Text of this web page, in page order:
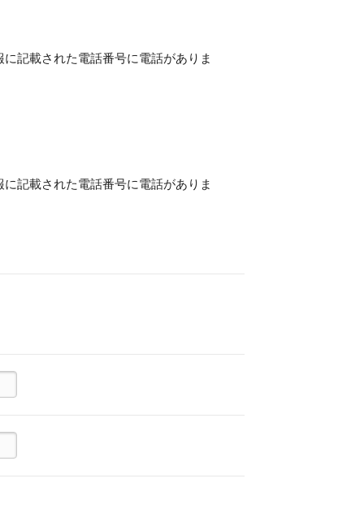
記載された電話番号に電話がありま
記載された電話番号に電話がありま